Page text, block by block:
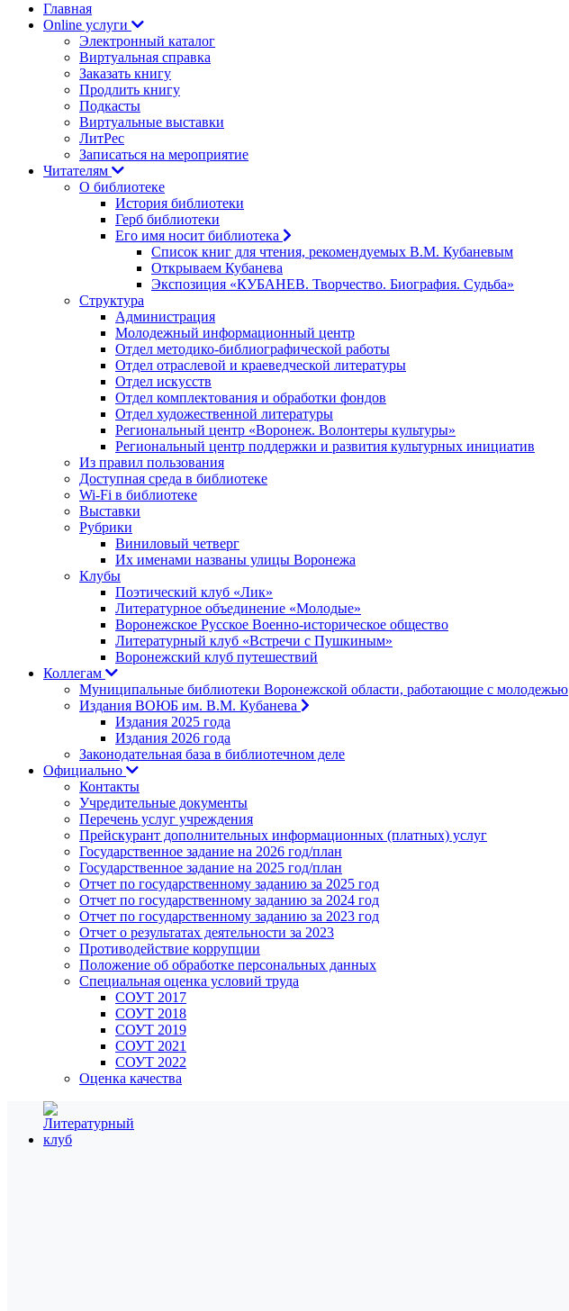
Главная
Online услуги
Электронный каталог
Виртуальная справка
Заказать книгу
Продлить книгу
Подкасты
Виртуальные выставки
ЛитРес
Записаться на мероприятие
Читателям
О библиотеке
История библиотеки
Герб библиотеки
Его имя носит библиотека
Список книг для чтения, рекомендуемых В.М. Кубаневым
Открываем Кубанева
Экспозиция «КУБАНЕВ. Творчество. Биография. Судьба»
Структура
Администрация
Молодежный информационный центр
Отдел методико-библиографической работы
Отдел отраслевой и краеведческой литературы
Отдел искусств
Отдел комплектования и обработки фондов
Отдел художественной литературы
Региональный центр «Воронеж. Волонтеры культуры»
Региональный центр поддержки и развития культурных инициатив
Из правил пользования
Доступная среда в библиотеке
Wi-Fi в библиотеке
Выставки
Рубрики
Виниловый четверг
Их именами названы улицы Воронежа
Клубы
Поэтический клуб «Лик»
Литературное объединение «Молодые»
Воронежское Русское Военно-историческое общество
Литературный клуб «Встречи с Пушкиным»
Воронежский клуб путешествий
Коллегам
Муниципальные библиотеки Воронежской области, работающие с молодежью
Издания ВОЮБ им. В.М. Кубанева
Издания 2025 года
Издания 2026 года
Законодательная база в библиотечном деле
Официально
Контакты
Учредительные документы
Перечень услуг учреждения
Прейскурант дополнительных информационных (платных) услуг
Государственное задание на 2026 год/план
Государственное задание на 2025 год/план
Отчет по государственному заданию за 2025 год
Отчет по государственному заданию за 2024 год
Отчет по государственному заданию за 2023 год
Отчет о результатах деятельности за 2023
Противодействие коррупции
Положение об обработке персональных данных
Специальная оценка условий труда
СОУТ 2017
СОУТ 2018
СОУТ 2019
СОУТ 2021
СОУТ 2022
Оценка качества